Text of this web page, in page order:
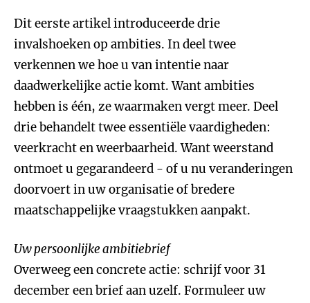
Dit eerste artikel introduceerde drie
invalshoeken op ambities. In deel twee
verkennen we hoe u van intentie naar
daadwerkelijke actie komt. Want ambities
hebben is één, ze waarmaken vergt meer. Deel
drie behandelt twee essentiële vaardigheden:
veerkracht en weerbaarheid. Want weerstand
ontmoet u gegarandeerd - of u nu veranderingen
doorvoert in uw organisatie of bredere
maatschappelijke vraagstukken aanpakt.
Uw persoonlijke ambitiebrief
Overweeg een concrete actie: schrijf voor 31
december een brief aan uzelf. Formuleer uw